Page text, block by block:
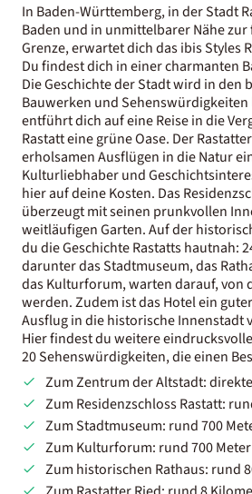
In Baden-Württemberg, in der Stadt
Baden und in unmittelbarer Nähe
Grenze, erwartet dich das ibis Styles
Du findest dich in einer charmanten
Die Geschichte der Stadt wird in den
Bauwerken und
entführt dich auf eine Reise in die
Rastatt eine grüne Oase. Der
erholsamen Ausflügen in die Natur
Kulturliebhaber und
hier auf deine Kosten. Das
überzeugt mit seinen prunkvollen
weitläufigen Garten. Auf der
du die Geschichte Rastatts hautnah:
darunter das Stadtmuseum, das
das Kulturforum, warten darauf, von
werden. Zudem ist das Hotel ein
Ausflug in die historische Innenstadt
Hier findest du weitere
20 Sehenswürdigkeiten, die einen
Zum Zentrum der Altstadt:
Zum Residenzschloss Rastatt:
Zum Stadtmuseum: rund 700
Zum Kulturforum: rund 700 Meter
Zum historischen Rathaus: rund